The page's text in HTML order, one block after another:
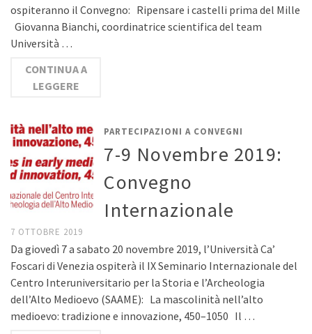
ospiteranno il Convegno: Ripensare i castelli prima del Mille
Giovanna Bianchi, coordinatrice scientifica del team
Università …
CONTINUA A
LEGGERE
PARTECIPAZIONI A CONVEGNI
7-9 Novembre 2019:
Convegno
Internazionale
7 OTTOBRE 2019
Da giovedì 7 a sabato 20 novembre 2019, l’Università Ca’
Foscari di Venezia ospiterà il IX Seminario Internazionale del
Centro Interuniversitario per la Storia e l’Archeologia
dell’Alto Medioevo (SAAME): La mascolinità nell’alto
medioevo: tradizione e innovazione, 450–1050 Il …